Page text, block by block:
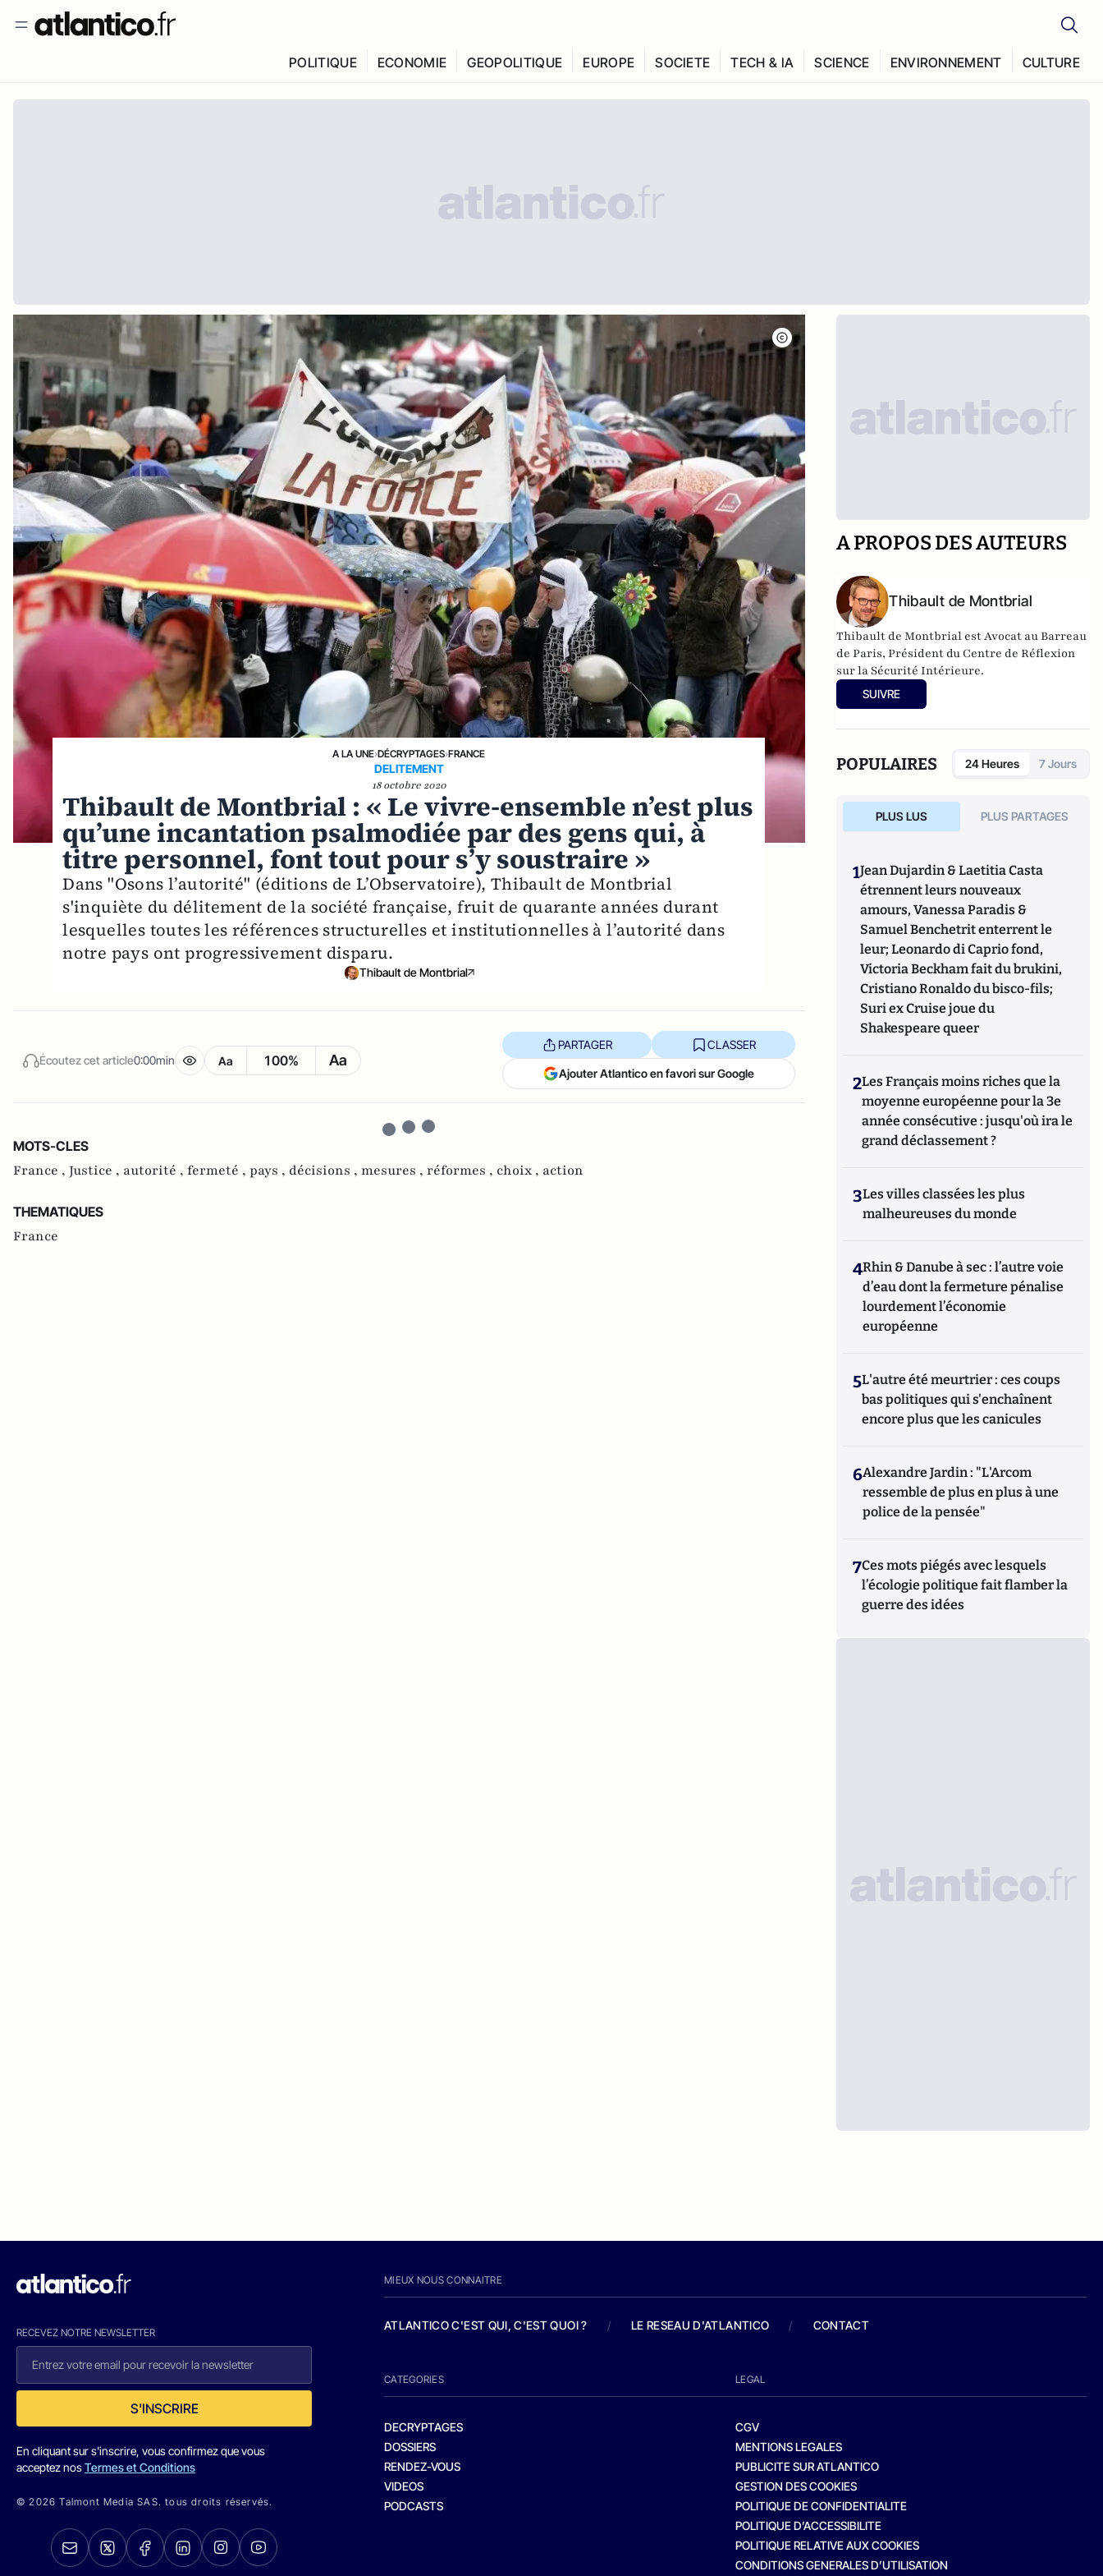
POLITIQUE ECONOMIE GEOPOLITIQUE EUROPE SOCIETE TECH & IA SCIENCE ENVIRONNEMENT CULTURE
A LA UNE›DÉCRYPTAGES›FRANCE
DELITEMENT
18 octobre 2020
Thibault de Montbrial : « Le vivre-ensemble n’est plus
qu’une incantation psalmodiée par des gens qui, à
titre personnel, font tout pour s’y soustraire »
Dans "Osons l’autorité" (éditions de L’Observatoire), Thibault de Montbrial
s'inquiète du délitement de la société française, fruit de quarante années durant
lesquelles toutes les références structurelles et institutionnelles à l’autorité dans
notre pays ont progressivement disparu.
Thibault de Montbrial
Écoutez cet article0:00min Aa 100% Aa
PARTAGER CLASSER
Ajouter Atlantico en favori sur Google
MOTS-CLES
France , Justice , autorité , fermeté , pays , décisions , mesures , réformes , choix , action
THEMATIQUES
France
A PROPOS DES AUTEURS
Thibault de Montbrial
Thibault de Montbrial est Avocat au Barreau
de Paris, Président du Centre de Réflexion
sur la Sécurité Intérieure.
SUIVRE
POPULAIRES 24 Heures 7 Jours
PLUS LUS PLUS PARTAGES
1Jean Dujardin & Laetitia Casta
étrennent leurs nouveaux
amours, Vanessa Paradis &
Samuel Benchetrit enterrent le
leur; Leonardo di Caprio fond,
Victoria Beckham fait du brukini,
Cristiano Ronaldo du bisco-fils;
Suri ex Cruise joue du
Shakespeare queer
2Les Français moins riches que la
moyenne européenne pour la 3e
année consécutive : jusqu'où ira le
grand déclassement ?
3Les villes classées les plus
malheureuses du monde
4Rhin & Danube à sec : l’autre voie
d’eau dont la fermeture pénalise
lourdement l’économie
européenne
5L'autre été meurtrier : ces coups
bas politiques qui s'enchaînent
encore plus que les canicules
6Alexandre Jardin : "L'Arcom
ressemble de plus en plus à une
police de la pensée"
7Ces mots piégés avec lesquels
l’écologie politique fait flamber la
guerre des idées
RECEVEZ NOTRE NEWSLETTER
S'INSCRIRE
En cliquant sur s'inscrire, vous confirmez que vous
acceptez nosTermes et Conditions
© 2026 Talmont Media SAS. tous droits réservés.
MIEUX NOUS CONNAITRE
ATLANTICO C'EST QUI, C'EST QUOI ? / LE RESEAU D'ATLANTICO / CONTACT
CATEGORIES
DECRYPTAGES
DOSSIERS
RENDEZ-VOUS
VIDEOS
PODCASTS
LEGAL
CGV
MENTIONS LEGALES
PUBLICITE SUR ATLANTICO
GESTION DES COOKIES
POLITIQUE DE CONFIDENTIALITE
POLITIQUE D’ACCESSIBILITE
POLITIQUE RELATIVE AUX COOKIES
CONDITIONS GENERALES D’UTILISATION